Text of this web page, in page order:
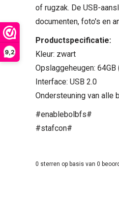
9,2
of rugzak. De USB-
documenten, foto's en
Productspecificatie:
Kleur: zwart
Opslaggeheugen:
Interface: USB 2.0
Ondersteuning van alle
#enablebolbfs#
#stafcon#
0 sterren op basis van 0